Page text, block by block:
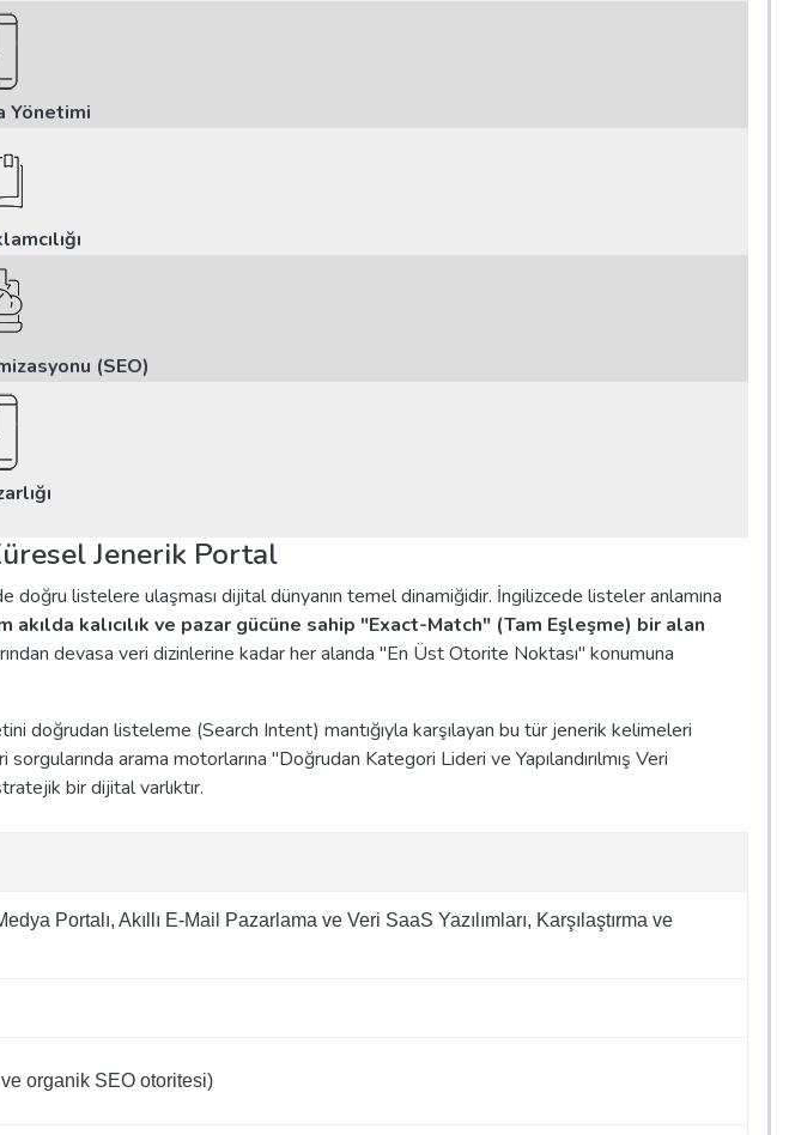
Yönetimi
(SEO)
Jenerik Portal
doğru listelere ulaşması dijital dünyanın temel dinamiğidir. İngilizcede listeler anlamına
akılda kalıcılık ve pazar gücüne sahip "Exact-Match" (Tam Eşleşme) bir alan
devasa veri dizinlerine kadar her alanda "En Üst Otorite Noktası" konumuna
doğrudan listeleme (Search Intent) mantığıyla karşılayan bu tür jenerik kelimeleri
arama motorlarına "Doğrudan Kategori Lideri ve Yapılandırılmış Veri
bir dijital varlıktır.
Portalı, Akıllı E-Mail Pazarlama ve Veri SaaS Yazılımları, Karşılaştırma ve
organik SEO otoritesi)